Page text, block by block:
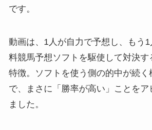
です。
動画は、1人が自力で予想し、もう
料競馬予想ソフトを駆使して対決す
特徴。ソフトを使う側の的中が続く
で、まさに「勝率が高い」ことをア
ました。